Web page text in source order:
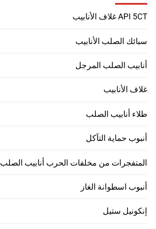
API 5CT غلاف الأنابيب
سبائك الصلب الأنابيب
أنابيب الصلب المرجل
غلاف الأنابيب
طلاء أنابيب الصلب
أنبوب حماية التآكل
المتفجرات من مخلفات الحرب أنابيب الصلب
أنبوب اسطوانة الغاز
إنكونيل ستيل